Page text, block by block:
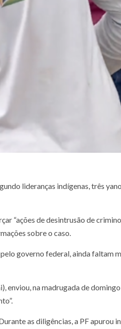
lideranças indígenas, três
“ações de desintrusão de
sobre o caso.
governo federal, ainda faltam
enviou, na madrugada de
as diligências, a PF apurou